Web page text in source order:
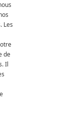
Les
de
Il